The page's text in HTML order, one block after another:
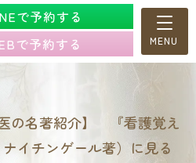
で予約する
で予約する
の名著紹介】 『看護覚え
イチンゲール著）に見る